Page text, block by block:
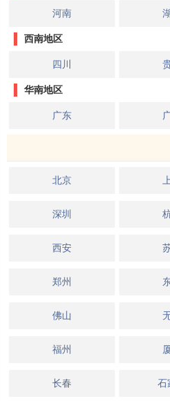
河南
西南地区
四川
华南地区
广东
北京
深圳
西安
郑州
佛山
福州
长春 石